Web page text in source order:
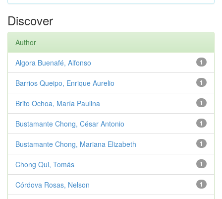
Discover
Author
1
Algora Buenafé, Alfonso
1
Barrios Queipo, Enrique Aurelio
1
Brito Ochoa, María Paulina
1
Bustamante Chong, César Antonio
1
Bustamante Chong, Mariana Elizabeth
1
Chong Qui, Tomás
1
Córdova Rosas, Nelson